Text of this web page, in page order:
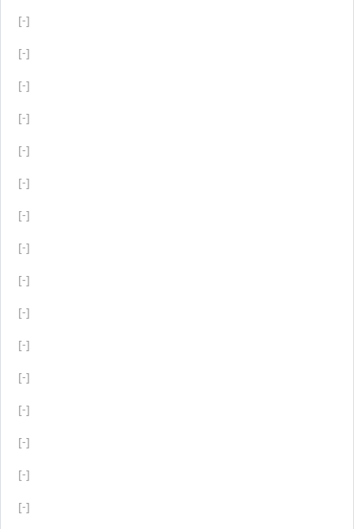
[-]
[-]
[-]
[-]
[-]
[-]
[-]
[-]
[-]
[-]
[-]
[-]
[-]
[-]
[-]
[-]